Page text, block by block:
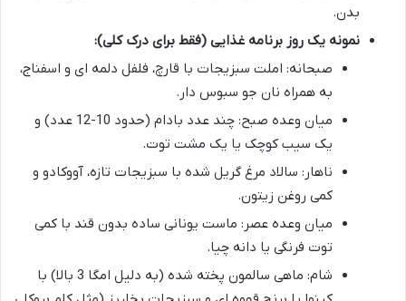
بدن.
نمونه یک روز برنامه غذایی (فقط برای درک کلی):
صبحانه: املت سبزیجات با قارچ، فلفل دلمه ای و اسفناج،
به همراه نان جو سبوس دار.
میان وعده صبح: چند عدد بادام (حدود 10-12 عدد) و
یک سیب کوچک یا یک مشت توت.
ناهار: سالاد مرغ گریل شده با سبزیجات تازه، آووکادو و
کمی روغن زیتون.
میان وعده عصر: ماست یونانی ساده بدون قند با کمی
توت فرنگی یا دانه چیا.
شام: ماهی سالمون پخته شده (به دلیل امگا 3 بالا) با